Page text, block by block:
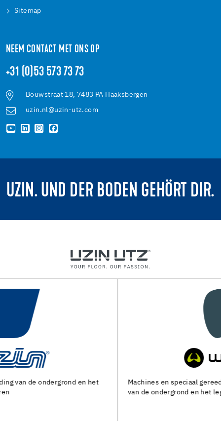
Sitemap
NEEM CONTACT MET ONS OP
+31 (0)53 573 73 73
Bouwstraat 18, 7483 PA Haaksbergen
uzin.nl@uzin-utz.com
UZIN. UND DER BODEN GEHÖRT DIR.
Machines en speciaal gereedschap voor de voorbereiding
van de ondergrond en het leggen van alle soorten bedekking